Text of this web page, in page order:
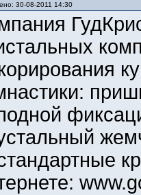
30-08-2011 14:30